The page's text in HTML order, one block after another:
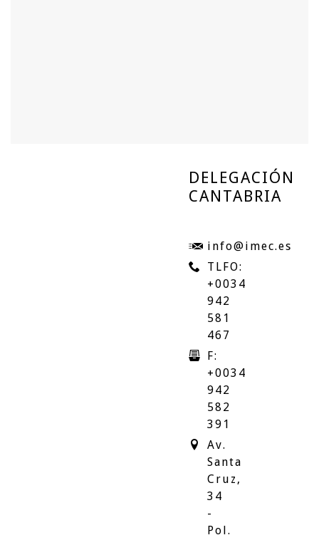
DELEGACIÓN
CANTABRIA
info@imec.es
TLFO:
+0034
942
581
467
F:
+0034
942
582
391
Av.
Santa
Cruz,
34
-
Pol.